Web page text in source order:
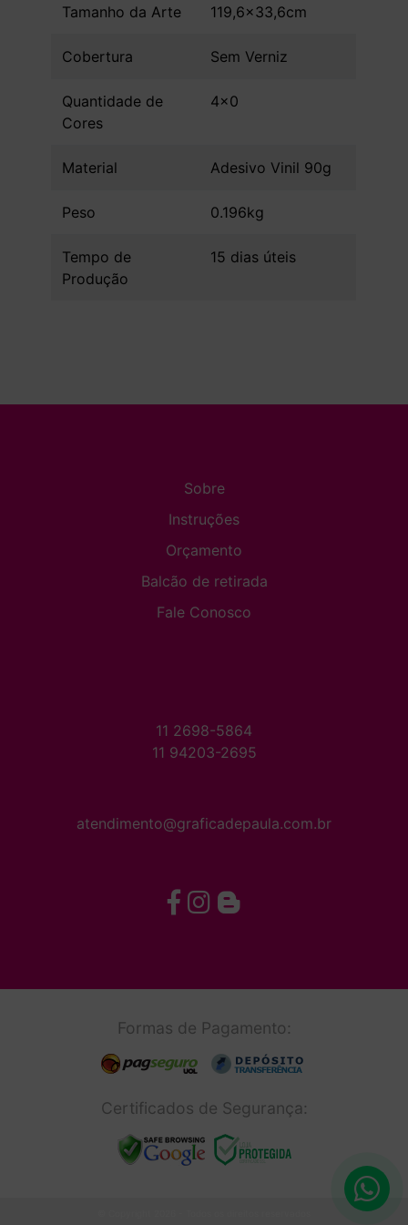
Tamanho da Arte 119,6x33,6cm
Cobertura Sem Verniz
Quantidade de
Cores
4x0
Material Adesivo Vinil 90g
Peso 0.196kg
Tempo de
Produção
15 dias úteis
Sobre
Instruções
Orçamento
Balcão de retirada
Fale Conosco
11 2698-5864
11 94203-2695
atendimento@graficadepaula.com.br
Formas de Pagamento:
Certificados de Segurança: